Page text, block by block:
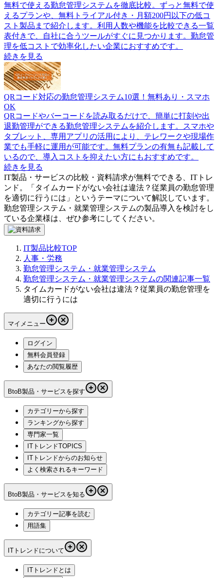
無料で使える勤怠管理システムを徹底比較。ずっと無料で使
えるプランや、無料トライアル付き・月額200円以下の低コ
スト製品まで紹介します。利用人数や機能を比較できる一覧
表付きで、自社に合うツールがすぐに見つかります。勤怠管
理を低コストで効率化したい企業におすすめです。
続きを見る
QRコード対応の勤怠管理システム10選！無料あり・スマホ
OK
QRコードやバーコードを読み取るだけで、簡単に打刻や出
退勤管理ができる勤怠管理システムを紹介します。スマホや
タブレット、専用アプリの活用により、テレワークや現場作
業でも手軽に運用が可能です。無料プランの有無も記載して
いるので、導入コストを抑えたい方にもおすすめです。
続きを見る
IT製品・サービスの比較・資料請求が無料でできる、ITトレ
ンド。「 タイムカードがない会社は違法？従業員の勤怠管理
を適切に行うには 」というテーマについて解説しています。
勤怠管理システム・就業管理システムの製品導入を検討をし
ている企業様は、ぜひ参考にしてください。
IT製品比較TOP
人事・労務
勤怠管理システム・就業管理システム
勤怠管理システム・就業管理システムの関連記事一覧
タイムカードがない会社は違法？従業員の勤怠管理を
適切に行うには
マイメニュー
ログイン
無料会員登録
あなたの閲覧履歴
BtoB製品・サービスを探す
カテゴリーから探す
ランキングから探す
専門家一覧
ITトレンドTOPICS
ITトレンドからのお知らせ
よく検索されるキーワード
BtoB製品・サービスを知る
カテゴリー記事を読む
用語集
ITトレンドについて
ITトレンドとは